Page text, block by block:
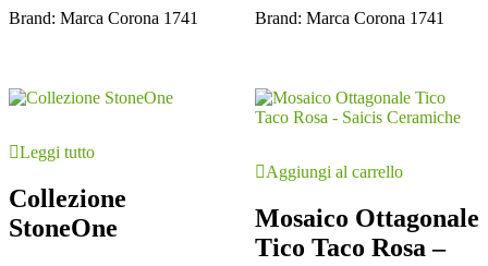
Brand: Marca Corona 1741
Brand: Marca Corona 1741
Leggi tutto
Collezione
StoneOne
Aggiungi al carrello
Mosaico Ottagonale
Tico Taco Rosa –